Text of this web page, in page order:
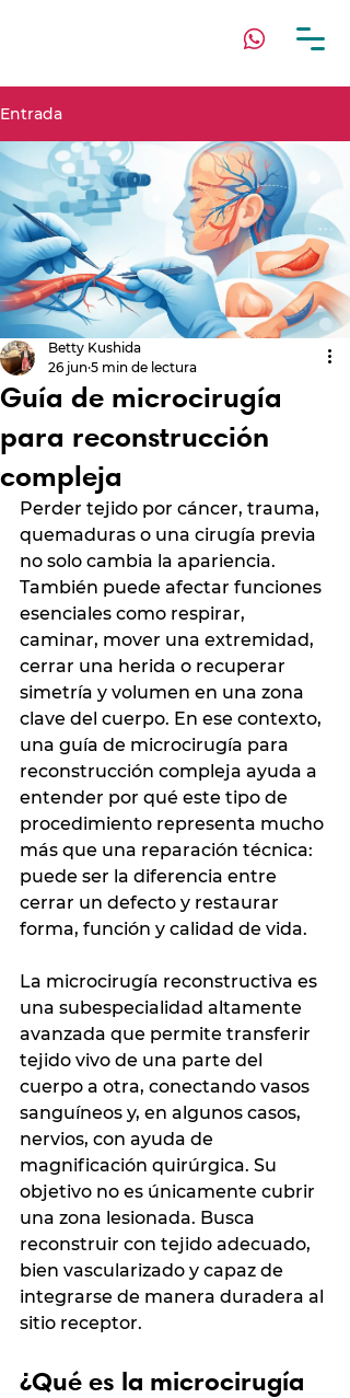
Entrada
Guía de microcirugía
para reconstrucción
compleja
Betty Kushida
26 jun 5 min de lectura
Perder tejido por cáncer, trauma,
quemaduras o una cirugía previa
no solo cambia la apariencia.
También puede afectar funciones
esenciales como respirar,
caminar, mover una extremidad,
cerrar una herida o recuperar
simetría y volumen en una zona
clave del cuerpo. En ese contexto,
una guía de microcirugía para
reconstrucción compleja ayuda a
entender por qué este tipo de
procedimiento representa mucho
más que una reparación técnica:
puede ser la diferencia entre
cerrar un defecto y restaurar
forma, función y calidad de vida.
La microcirugía reconstructiva es
una subespecialidad altamente
avanzada que permite transferir
tejido vivo de una parte del
cuerpo a otra, conectando vasos
sanguíneos y, en algunos casos,
nervios, con ayuda de
magnificación quirúrgica. Su
objetivo no es únicamente cubrir
una zona lesionada. Busca
reconstruir con tejido adecuado,
bien vascularizado y capaz de
integrarse de manera duradera al
sitio receptor.
¿Qué es la microcirugía